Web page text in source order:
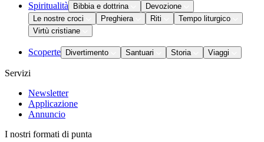
Spiritualità Bibbia e dottrina
Devozione
Le nostre croci
Preghiera Riti
Tempo liturgico
Virtù cristiane
Scoperte Divertimento Santuari Storia Viaggi
Servizi
Newsletter
Applicazione
Annuncio
I nostri formati di punta